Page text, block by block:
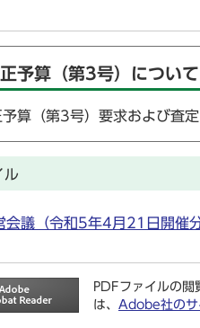
予算（第3号）について
算（第3号）要求および査定
ル
会議（令和5年4月21日開催
PDFファイルの
は、 Adobe社のサ